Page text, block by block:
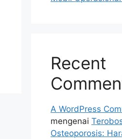
Recent
A WordPress
mengenai
Osteoporosis: